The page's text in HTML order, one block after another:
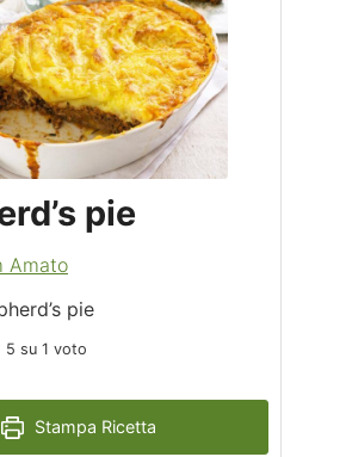
pie
Amato
pie
5 su 1 voto
Stampa Ricetta